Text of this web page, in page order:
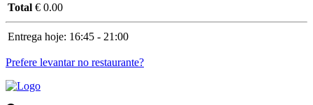
Total € 0.00
Entrega hoje: 16:45 - 21:00
Prefere levantar no restaurante?